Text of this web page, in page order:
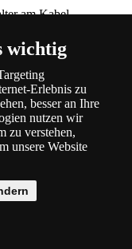
am Kabel
ist für die
wichtig
Erlebnis zu
besser an Ihre
nutzen wir
zu verstehen,
unsere Website